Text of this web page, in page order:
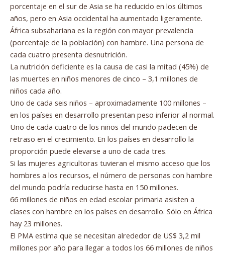
porcentaje en el sur de Asia se ha reducido en los últimos
años, pero en Asia occidental ha aumentado ligeramente.
África subsahariana es la región con mayor prevalencia
(porcentaje de la población) con hambre. Una persona de
cada cuatro presenta desnutrición.
La nutrición deficiente es la causa de casi la mitad (45%) de
las muertes en niños menores de cinco – 3,1 millones de
niños cada año.
Uno de cada seis niños – aproximadamente 100 millones –
en los países en desarrollo presentan peso inferior al normal.
Uno de cada cuatro de los niños del mundo padecen de
retraso en el crecimiento. En los países en desarrollo la
proporción puede elevarse a uno de cada tres.
Si las mujeres agricultoras tuvieran el mismo acceso que los
hombres a los recursos, el número de personas con hambre
del mundo podría reducirse hasta en 150 millones.
66 millones de niños en edad escolar primaria asisten a
clases con hambre en los países en desarrollo. Sólo en África
hay 23 millones.
El PMA estima que se necesitan alrededor de US$ 3,2 mil
millones por año para llegar a todos los 66 millones de niños